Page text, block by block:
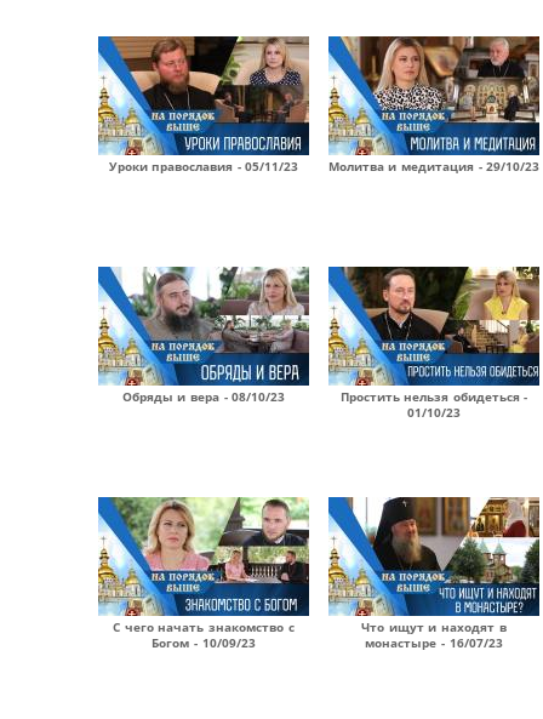
Уроки православия - 05/11/23 Молитва и медитация - 29/10/23
Обряды и вера - 08/10/23
Простить нельзя обидеться -
01/10/23
С чего начать знакомство с
Богом - 10/09/23
Что ищут и находят в
монастыре - 16/07/23